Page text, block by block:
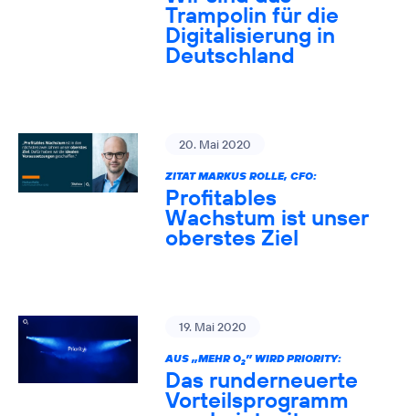
Trampolin für die
Digitalisierung in
Deutschland
20. Mai 2020
ZITAT MARKUS ROLLE, CFO:
Profitables
Wachstum ist unser
oberstes Ziel
19. Mai 2020
AUS „MEHR O2” WIRD PRIORITY:
Das runderneuerte
Vorteilsprogramm